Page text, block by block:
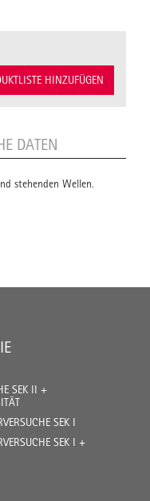
HINZUFÜGEN
DATEN
stehenden Wellen.
SEK II +
SEK I
SEK I +